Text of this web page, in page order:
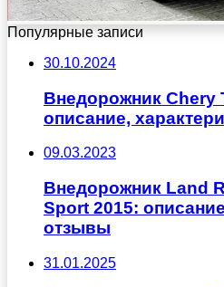
Популярные записи
30.10.2024
Внедорожник Chery
описание,
09.03.2023
Внедорожник Land
Sport 2015:
отзывы
31.01.2025